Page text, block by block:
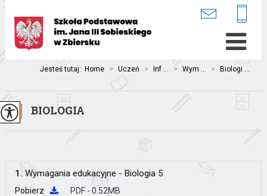
Jesteś tutaj: Home > Uczeń > Inf ... > Wym ... > Biologi ...
BIOLOGIA
1.Wymagania edukacyjne - Biologia 5
Pobierz PDF - 0.52MB